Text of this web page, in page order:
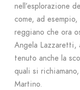
nell’esplorazione
come, ad
reggiano che ora
Angela Lazzaretti,
tenuto anche la
quali si
Martino.